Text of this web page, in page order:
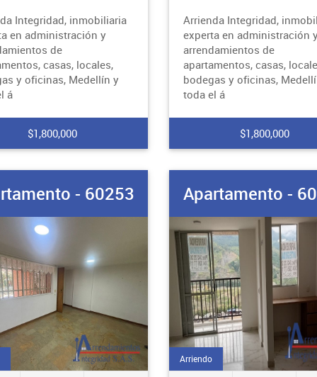
Integridad, inmobiliaria
en administración y
de
casas, locales,
y oficinas, Medellín y
á
$1,800,000
Arrienda Integridad,
experta en administración
arrendamientos de
apartamentos, casas,
bodegas y oficinas,
toda el á
$1,800,000
- 60253 Apartamento -
Arriendo